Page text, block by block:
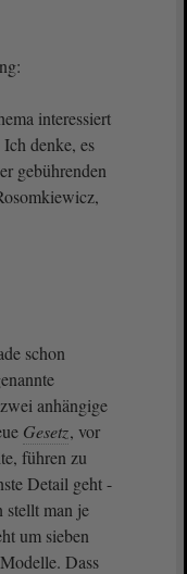
interessiert
denke, es
gebührenden
schon
anhängige
Gesetz, vor
führen zu
Detail geht -
stellt man je
um sieben
Dass